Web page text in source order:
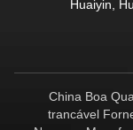
Huaiyin,
China Boa
trancável